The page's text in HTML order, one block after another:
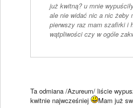
już kwitną? u mnie
ale nie widać nic a nic żeby
pierwszy raz mam szafirki i
wątpliwości czy w ogóle
Ta odmiana /Azureum/ liście
kwitnie najwcześniej
Mam już